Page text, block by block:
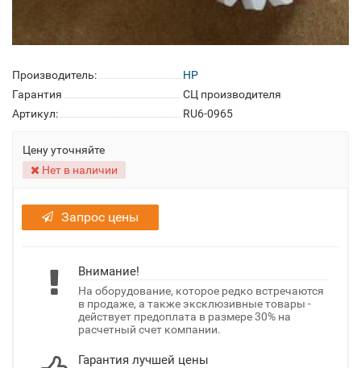
Производитель:
HP
Гарантия
СЦ производителя
Артикул:
RU6-0965
Цену уточняйте
Нет в наличии
Запрос цены
Внимание!
На оборудование, которое редко встречаются
в продаже, а также эксклюзивные товары -
действует предоплата в размере 30% на
расчетный счет компании.
Гарантия лучшей цены